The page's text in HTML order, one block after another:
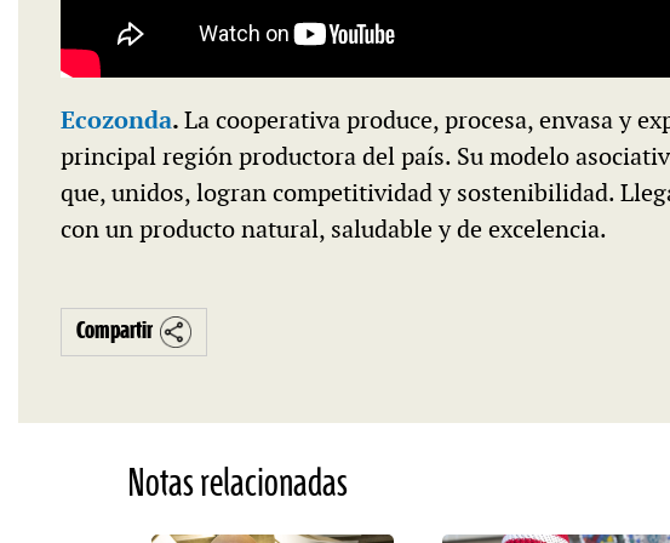
Ecozonda.La cooperativa produce, procesa, envasa y
principal región productora del país. Su modelo
que, unidos, logran competitividad y sostenibilidad.
con un producto natural, saludable y de excelencia.
Compartir
Notas relacionadas